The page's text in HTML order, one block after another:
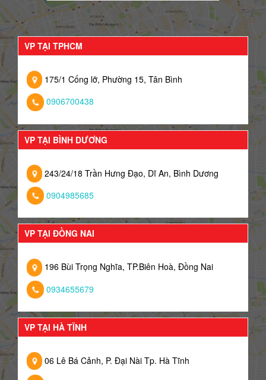
VP TẠI TPHCM
175/1 Cống lỡ, Phường 15, Tân Bình
0906700438
VP TẠI BÌNH DƯƠNG
243/24/18 Trần Hưng Đạo, Dĩ An, Bình Dương
0904985685
VP TẠI ĐỒNG NAI
196 Bùi Trọng Nghĩa, TP.Biên Hoà, Đồng Nai
0934655679
VP TẠI HÀ TĨNH
06 Lê Bá Cảnh, P. Đại Nài Tp. Hà Tĩnh